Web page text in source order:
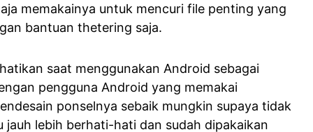
memakainya untuk mencuri file penting yang
bantuan thetering saja.
saat menggunakan Android sebagai
pengguna Android yang memakai
ponselnya sebaik mungkin supaya tidak
jauh lebih berhati-hati dan sudah dipakaikan